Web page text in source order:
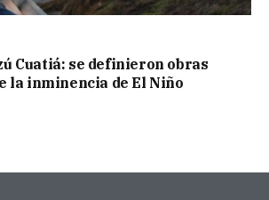
Cuatiá: se definieron obras
la inminencia de El Niño